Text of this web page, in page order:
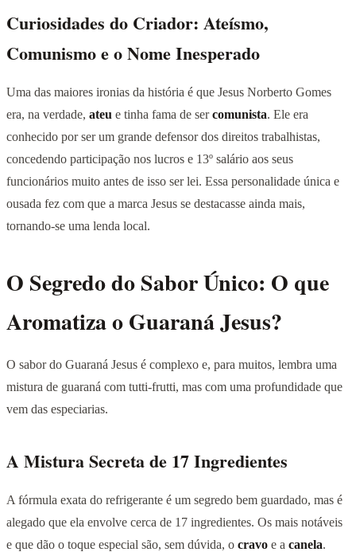
Curiosidades do Criador: Ateísmo,
Comunismo e o Nome Inesperado
Uma das maiores ironias da história é que Jesus Norberto Gomes
era, na verdade, ateu e tinha fama de sercomunista. Ele era
conhecido por ser um grande defensor dos direitos trabalhistas,
concedendo participação nos lucros e 13º salário aos seus
funcionários muito antes de isso ser lei. Essa personalidade única e
ousada fez com que a marca Jesus se destacasse ainda mais,
tornando-se uma lenda local.
O Segredo do Sabor Único: O que
Aromatiza o Guaraná Jesus?
O sabor do Guaraná Jesus é complexo e, para muitos, lembra uma
mistura de guaraná com tutti-frutti, mas com uma profundidade que
vem das especiarias.
A Mistura Secreta de 17 Ingredientes
A fórmula exata do refrigerante é um segredo bem guardado, mas é
alegado que ela envolve cerca de 17 ingredientes. Os mais notáveis
e que dão o toque especial são, sem dúvida, o cravo e a canela.